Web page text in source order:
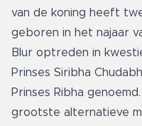
van de koning heeft
geboren in het najaar
Blur optreden in
Prinses Siribha
Prinses Ribha
grootste alternatieve